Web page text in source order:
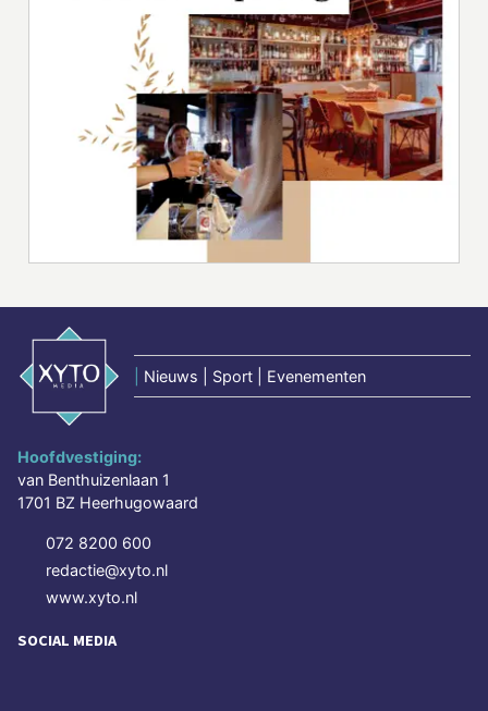
Nieuws | Sport | Evenementen
Hoofdvestiging:
van Benthuizenlaan 1
1701 BZ Heerhugowaard
072 8200 600
redactie@xyto.nl
www.xyto.nl
SOCIAL MEDIA